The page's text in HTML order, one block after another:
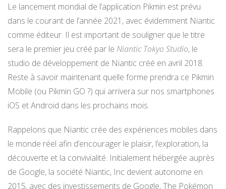
Le lancement mondial de l’application Pikmin est prévu
dans le courant de l’année 2021, avec évidemment Niantic
comme éditeur. Il est important de souligner que le titre
sera le premier jeu créé par le Niantic Tokyo Studio, le
studio de développement de Niantic créé en avril 2018.
Reste à savoir maintenant quelle forme prendra ce Pikmin
Mobile (ou Pikmin GO ?) qui arrivera sur nos smartphones
iOS et Android dans les prochains mois.
Rappelons que Niantic crée des expériences mobiles dans
le monde réel afin d’encourager le plaisir, l’exploration, la
découverte et la convivialité. Initialement hébergée auprès
de Google, la société Niantic, Inc devient autonome en
2015, avec des investissements de Google, The Pokémon